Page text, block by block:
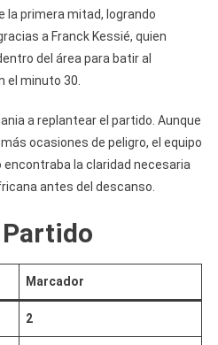
la primera mitad, logrando
a Franck Kessié, quien
del área para batir al
el minuto 30.
a replantear el partido. Aunque
ocasiones de peligro, el equipo
la claridad necesaria
antes del descanso.
Marcador
2